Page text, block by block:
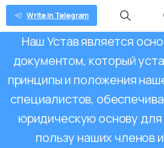
Write in Telegram
Наш Устав является
документом, который
принципы и положения
специалистов,
юридическую основу
пользу наших членов